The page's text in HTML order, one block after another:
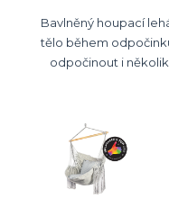
Bavlněný houpací
tělo během
odpočinout i